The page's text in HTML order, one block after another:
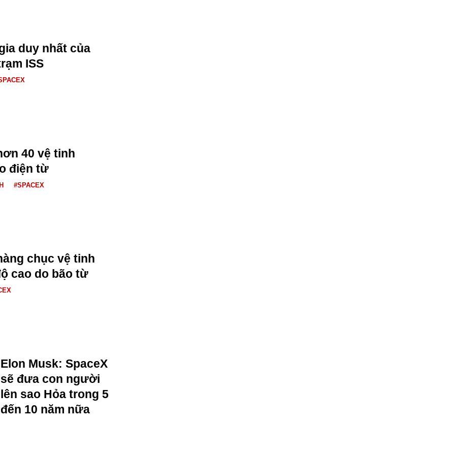
duy nhất của
ISS
40 vệ tinh
điện từ
#SPACEX
chục vệ tinh
cao do bão từ
Elon Musk: SpaceX
sẽ đưa con người
lên sao Hỏa trong 5
đến 10 năm nữa